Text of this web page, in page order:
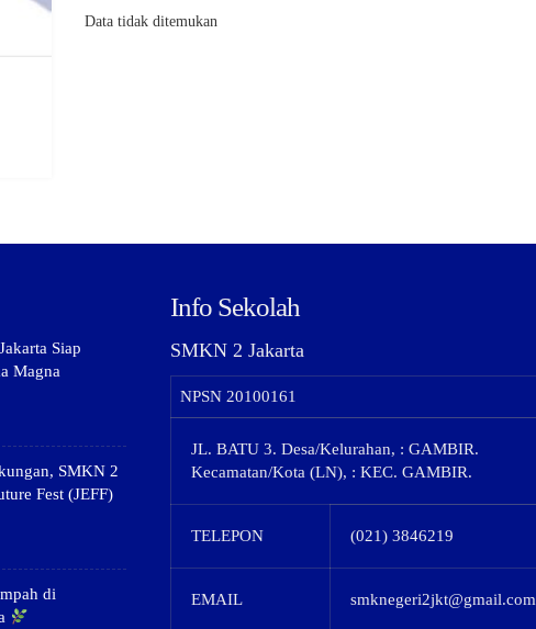
Data tidak ditemukan
Siap
Magna
SMKN 2
Fest (JEFF)
di
Info Sekolah
SMKN 2 Jakarta
NPSN 20100161
JL. BATU 3. Desa/Kelurahan, : GAMBIR.
Kecamatan/Kota (LN), : KEC. GAMBIR.
TELEPON (021) 3846219
EMAIL smknegeri2jkt@gmail.com